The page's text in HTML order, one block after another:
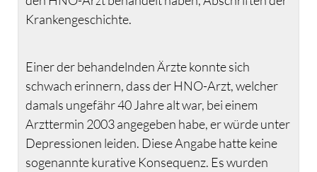
Krankengeschichte.
Einer der behandelnden Ärzte konnte sich
schwach erinnern, dass der HNO-Arzt, welcher
damals ungefähr 40 Jahre alt war, bei einem
Arzttermin 2003 angegeben habe, er würde unter
Depressionen leiden. Diese Angabe hatte keine
sogenannte kurative Konsequenz. Es wurden